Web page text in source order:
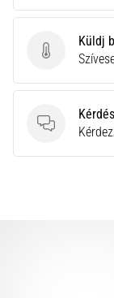
Küldj be
Küldj
Kérdések